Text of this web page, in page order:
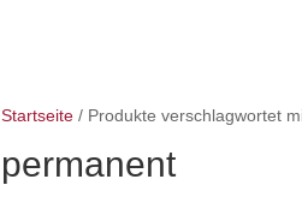
Startseite / Produkte verschlagwortet
permanent